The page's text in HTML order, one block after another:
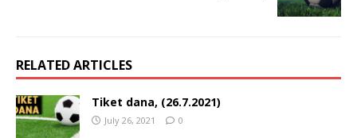
RELATED ARTICLES
Tiket dana, (26.7.2021)
July 26, 2021 0